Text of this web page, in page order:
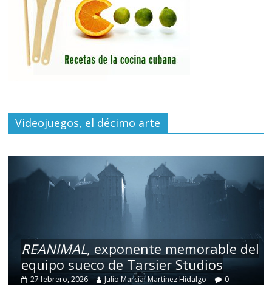
Videojuegos, el décimo arte
REANIMAL, exponente memorable del
equipo sueco de Tarsier Studios
27 febrero, 2026 Julio Marcial Martínez Hidalgo 0